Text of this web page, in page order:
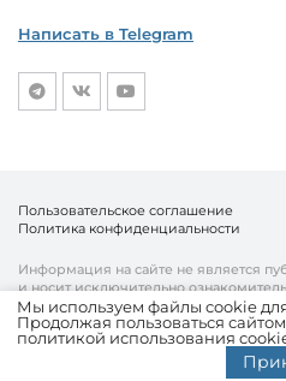
Написать в Telegram
© «Fordent», 2010—2026
Комплексный подход к вашему
Информация на сайте не является
и носит исключительно
Пользовательское соглашение
Политика конфиденциальности
Мы используем файлы cookie
Продолжая пользоваться
политикой использования